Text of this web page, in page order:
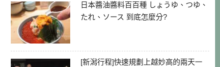
日本醬油醬料百百種 しょうゆ、つゆ、
たれ、ソース 到底怎麼分?
[新潟行程]快速規劃上越妙高的兩天一